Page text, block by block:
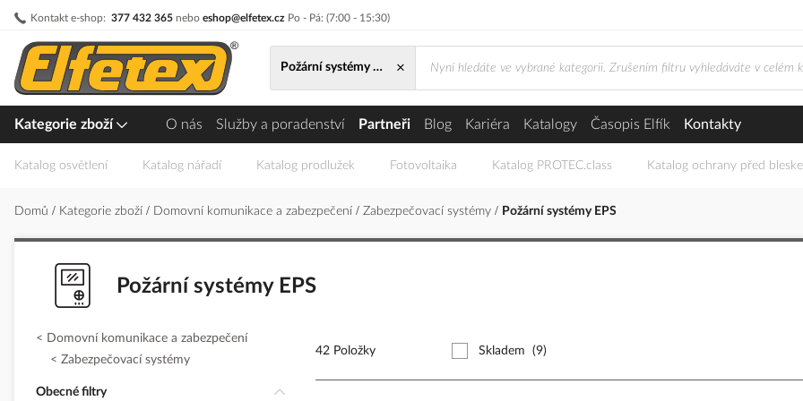
Kontakt e-shop: 377 432 365 nebo eshop@elfetex.cz Po - Pá: (7:00 - 15:30)
Přejít
obsah
Požární systémy EPS
×
Kategorie zboží O nás Služby a poradenství Partneři Blog Kariéra Katalogy Časopis Elfík Kontakty
Katalog osvětlení Katalog nářadí Katalog prodlužek Fotovoltaika Katalog PROTEC.class Katalog ochrany před
Domů Kategorie zboží Domovní komunikace a zabezpečení Zabezpečovací systémy Požární systémy EPS
Požární systémy EPS
42 Položky Skladem (9)
Domovní komunikace a zabezpečení
Zabezpečovací systémy
Obecné filtry